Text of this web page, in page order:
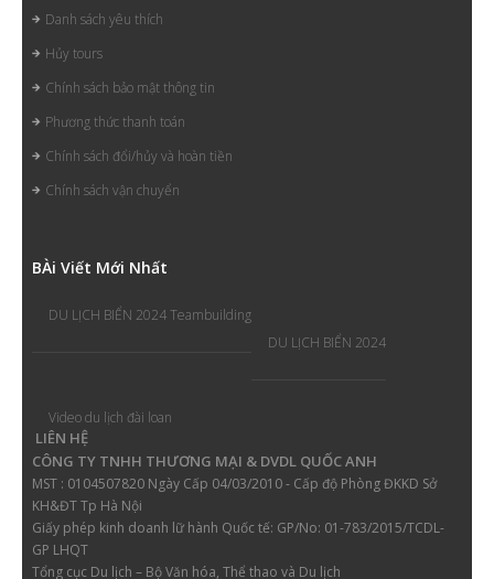
Danh sách yêu thích
Hủy tours
Chính sách bảo mật thông tin
Phương thức thanh toán
Chính sách đổi/hủy và hoàn tiền
Chính sách vận chuyển
BÀi Viết Mới Nhất
DU LỊCH BIỂN 2024 Teambuilding
DU LỊCH BIỂN 2024
Video du lịch đài loan
LIÊN HỆ
CÔNG TY TNHH THƯƠNG MẠI & DVDL QUỐC ANH
MST : 0104507820 Ngày Cấp 04/03/2010 - Cấp độ Phòng ĐKKD Sở
KH&ĐT Tp Hà Nội
Giấy phép kinh doanh lữ hành Quốc tế: GP/No: 01-783/2015/TCDL-
GP LHQT
Tổng cục Du lịch – Bộ Văn hóa, Thể thao và Du lịch